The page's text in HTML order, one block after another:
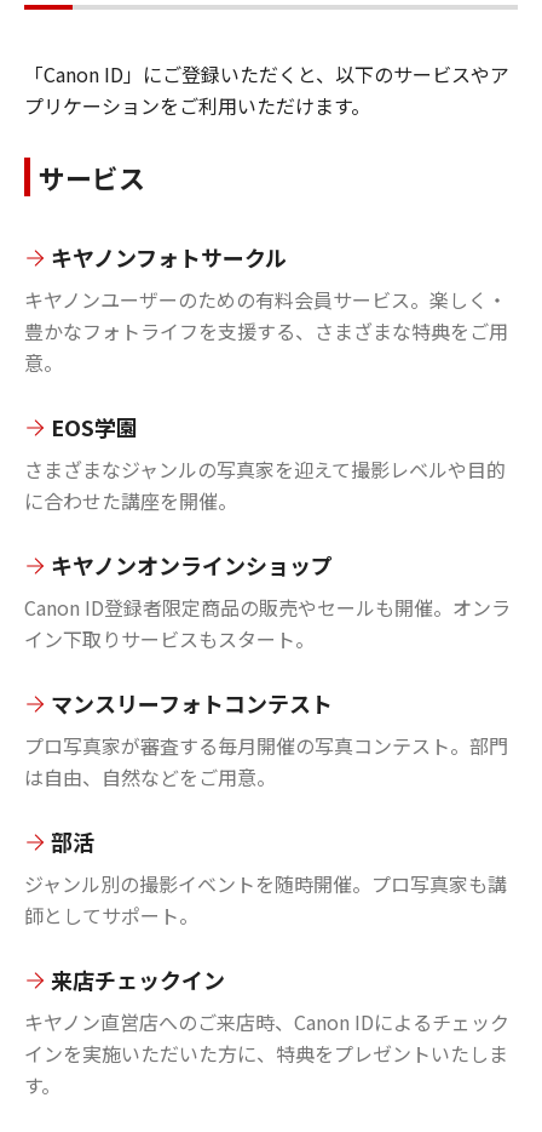
「Canon ID」にご登録いただくと、以下のサービスやア
プリケーションをご利用いただけます。
サービス
キヤノンフォトサークル
キヤノンユーザーのための有料会員サービス。楽しく・
豊かなフォトライフを支援する、さまざまな特典をご用
意。
EOS学園
さまざまなジャンルの写真家を迎えて撮影レベルや目的
に合わせた講座を開催。
キヤノンオンラインショップ
Canon ID登録者限定商品の販売やセールも開催。オンラ
イン下取りサービスもスタート。
マンスリーフォトコンテスト
プロ写真家が審査する毎月開催の写真コンテスト。部門
は自由、自然などをご用意。
部活
ジャンル別の撮影イベントを随時開催。プロ写真家も講
師としてサポート。
来店チェックイン
キヤノン直営店へのご来店時、Canon IDによるチェック
インを実施いただいた方に、特典をプレゼントいたしま
す。